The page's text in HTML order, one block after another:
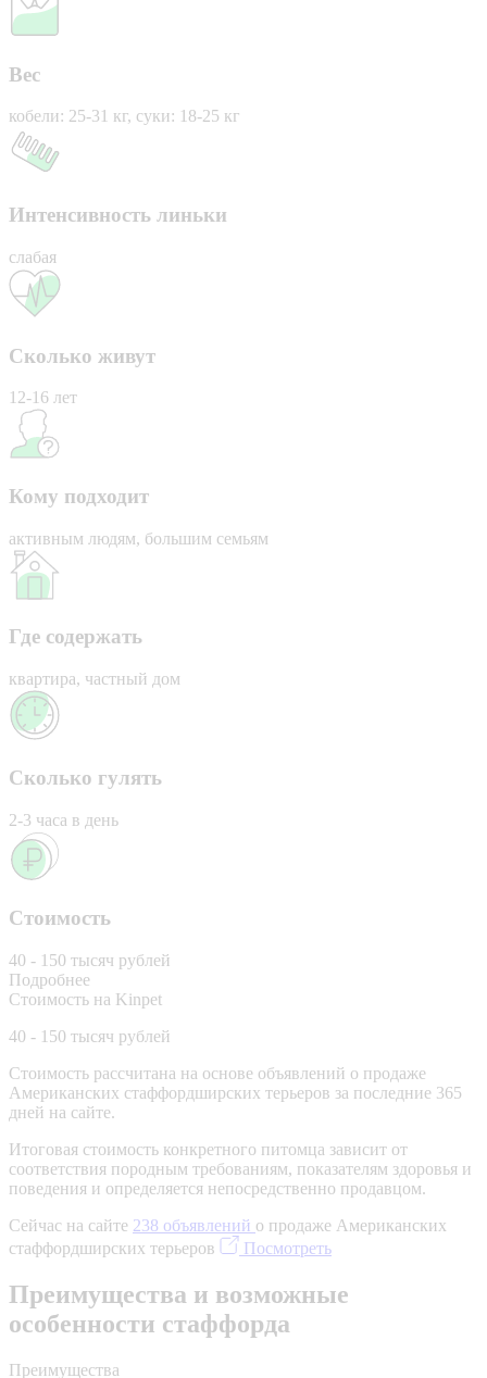
Вес
кобели: 25-31 кг, суки: 18-25 кг
Интенсивность линьки
слабая
Сколько живут
12-16 лет
Кому подходит
активным людям, большим семьям
Где содержать
квартира, частный дом
Сколько гулять
2-3 часа в день
Стоимость
40 - 150 тысяч рублей
Подробнее
Стоимость на Kinpet
40 - 150 тысяч рублей
Стоимость рассчитана на основе объявлений о продаже
Американских стаффордширских терьеров за последние 365
дней на сайте.
Итоговая стоимость конкретного питомца зависит от
соответствия породным требованиям, показателям здоровья и
поведения и определяется непосредственно продавцом.
Сейчас на сайте 238 объявлений о продаже Американских
стаффордширских терьеров
Посмотреть
Преимущества и возможные
особенности стаффорда
Преимущества